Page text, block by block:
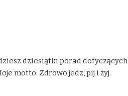
dziesiątki porad dotyczących
motto: Zdrowo jedz, pij i żyj.